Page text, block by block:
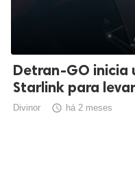
Detran-GO inicia
Starlink para
Divinor  há 2 meses